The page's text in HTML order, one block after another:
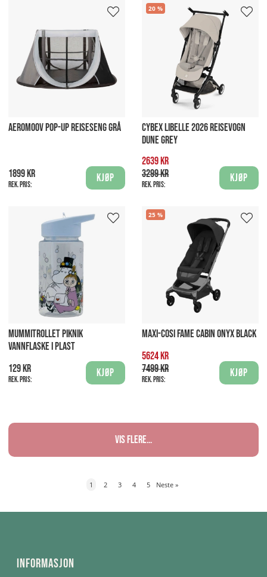
AEROMOOV POP-UP REISESENG GRÅ
1899 kr
Rek. pris:
Kjøp
20
CYBEX LIBELLE 2026 REISEVOGN
DUNE GREY
2639 kr
3299 kr
Rek. pris:
Kjøp
MUMMITROLLET PIKNIK
VANNFLASKE I PLAST
129 kr
Rek. pris:
Kjøp
25
MAXI-COSI FAME CABIN ONYX BLACK
5624 kr
7499 kr
Rek. pris:
Kjøp
Vis flere...
1 2 3 4 5 Neste »
Informasjon